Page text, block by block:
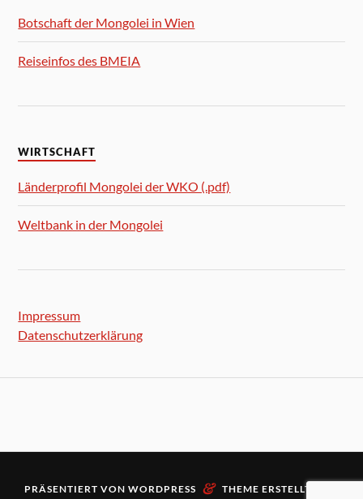
Botschaft der Mongolei in Wien
Reiseinfos des BMEIA
WIRTSCHAFT
Länderprofil Mongolei der WKO (.pdf)
Weltbank in der Mongolei
Impressum
Datenschutzerklärung
PRÄSENTIERT VON WORDPRESS & THEME ERSTELLT VON